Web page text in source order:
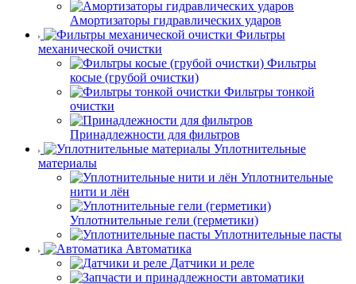
Амортизаторы гидравлических ударов
Фильтры
механической очистки
Фильтры
косые (грубой очистки)
Фильтры тонкой
очистки
Принадлежности для фильтров
Уплотнительные
материалы
Уплотнительные
нити и лён
Уплотнительные гели (герметики)
Уплотнительные пасты
Автоматика
Датчики и реле